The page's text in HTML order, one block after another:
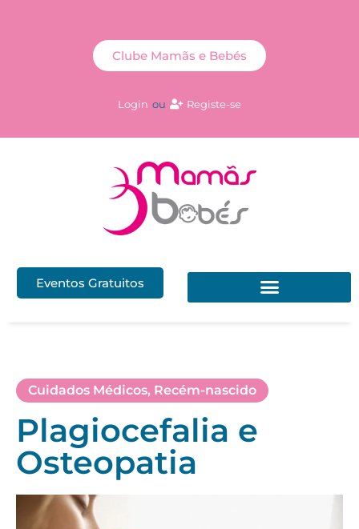
Login ou Registe-se
Clube Mamãs e Bebés
Eventos Gratuitos
Cuidados Médicos, Recém-nascido
Plagiocefalia e
Osteopatia